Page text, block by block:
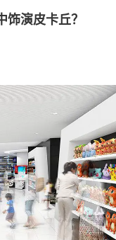
演皮卡丘？